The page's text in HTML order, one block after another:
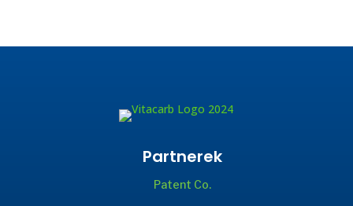
Partnerek
Patent Co.